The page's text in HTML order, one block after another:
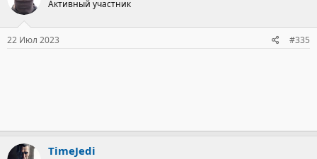
Активный участник
22 Июл 2023 #335
TimeJedi